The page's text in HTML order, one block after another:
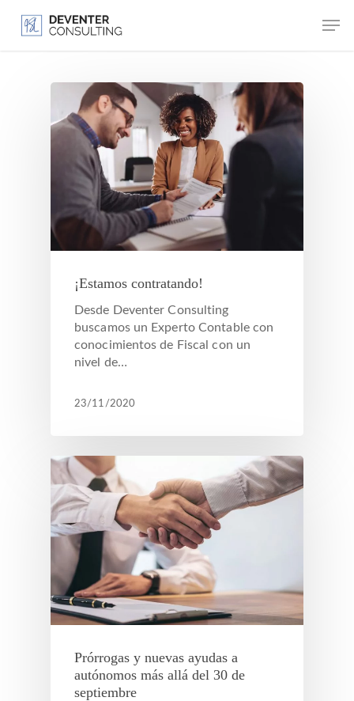
¡Estamos contratando!
Desde Deventer Consulting
buscamos un Experto Contable con
conocimientos de Fiscal con un
nivel de…
23/11/2020
Prórrogas y nuevas ayudas a
autónomos más allá del 30 de
septiembre